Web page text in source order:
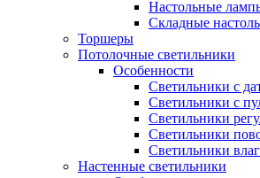
Настольные
Складные
Торшеры
Потолочные светильники
Особенности
Светильники с
Светильники с
Светильники
Светильники
Светильники
Настенные светильники